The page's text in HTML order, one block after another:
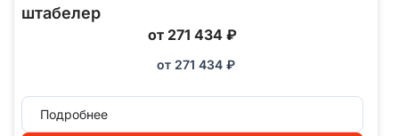
штабелер
от 271 434 ₽
от 271 434 ₽
Подробнее